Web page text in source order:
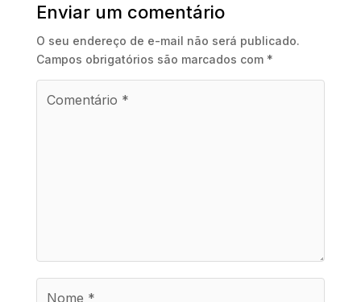
Enviar um comentário
O seu endereço de e-mail não será publicado.
Campos obrigatórios são marcados com *